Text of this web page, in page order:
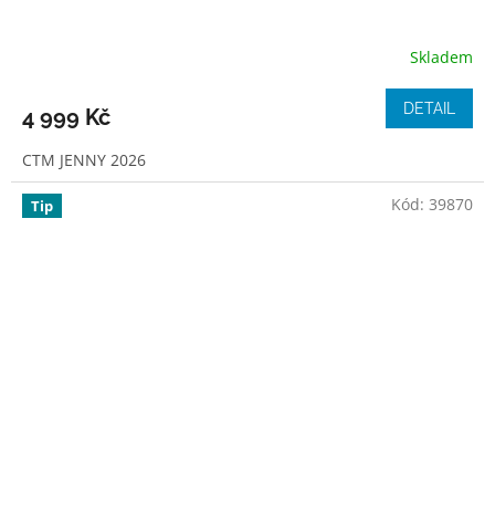
Skladem
4 999 Kč DETAIL
CTM JENNY 2026
Tip Kód: 39870